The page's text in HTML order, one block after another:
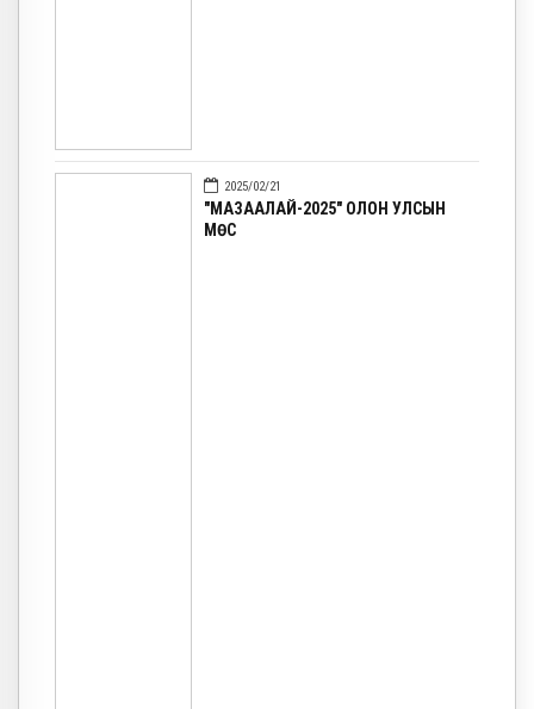
2025/02/21
"МАЗААЛАЙ-2025" ОЛОН УЛСЫН
МӨС